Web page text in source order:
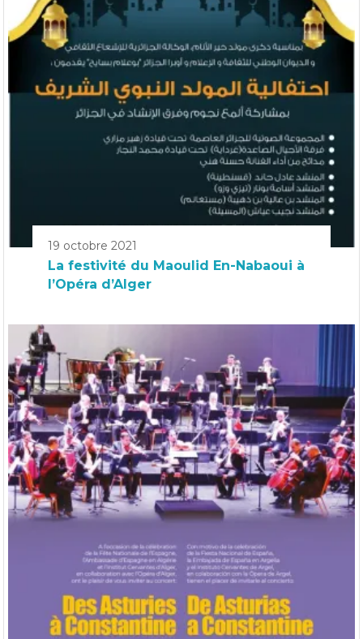
19 octobre 2021
La festivité du Maoulid En-Nabaoui à
l’Opéra d’Alger